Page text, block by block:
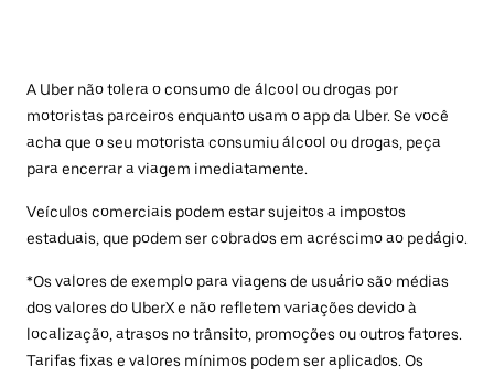
A Uber não tolera o consumo de álcool ou drogas por
motoristas parceiros enquanto usam o app da Uber. Se você
acha que o seu motorista consumiu álcool ou drogas, peça
para encerrar a viagem imediatamente.
Veículos comerciais podem estar sujeitos a impostos
estaduais, que podem ser cobrados em acréscimo ao pedágio.
*Os valores de exemplo para viagens de usuário são médias
dos valores do UberX e não refletem variações devido à
localização, atrasos no trânsito, promoções ou outros fatores.
Tarifas fixas e valores mínimos podem ser aplicados. Os